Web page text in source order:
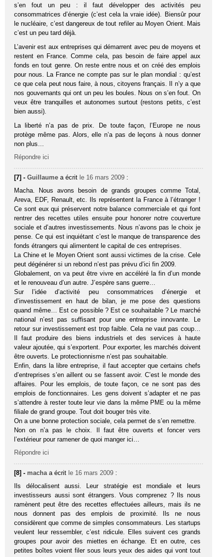
s’en fout un peu : il faut développer des activités peu
consommatrices d’énergie (c’est cela la vraie idée). Biensûr pour
le nucléaire, c’est dangereux de tout refiler au Moyen Orient. Mais
c’est un peu tard déjà.
L’avenir est aux entreprises qui démarrent avec peu de moyens et
restent en France. Comme cela, pas besoin de faire appel aux
fonds en tout genre. On reste entre nous et on créé des emplois
pour nous. La France ne compte pas sur le plan mondial : qu’est
ce que cela peut nous faire, à nous, citoyens français. Il n’y a que
nos gouvernants qui ont un peu les boules. Nous on s’en fout. On
veux être tranquilles et autonomes surtout (restons petits, c’est
bien aussi).
La liberté n’a pas de prix. De toute façon, l’Europe ne nous
protège même pas. Alors, elle n’a pas de leçons à nous donner
non plus…
Répondre ici
[7] -Guillaume a écrit le 16 mars 2009 :
Macha. Nous avons besoin de grands groupes comme Total,
Areva, EDF, Renault, etc. Ils représentent la France à l’étranger !
Ce sont eux qui préservent notre balance commerciale et qui font
rentrer des recettes utiles ensuite pour honorer notre couverture
sociale et d’autres investissements. Nous n’avons pas le choix je
pense. Ce qui est inquiétant c’est le manque de transparence des
fonds étrangers qui alimentent le capital de ces entreprises.
La Chine et le Moyen Orient sont aussi victimes de la crise. Cele
peut dégénérer si un rebond n’est pas prévu d’ici fin 2009.
Globalement, on va peut être vivre en accéléré la fin d’un monde
et le renouveau d’un autre. J’espère sans guerre…
Sur l’idée d’activité peu consommatrices d’énergie et
d’investissement en haut de bilan, je me pose des questions
quand même… Est ce possible ? Est ce souhaitable ? Le marché
national n’est pas suffisant pour une entreprise innovante. Le
retour sur investissement est trop faible. Cela ne vaut pas coup…
Il faut produire des biens industriels et des services à haute
valeur ajoutée, qui s’exportent. Pour exporter, les marchés doivent
être ouverts. Le protectionnisme n’est pas souhaitable.
Enfin, dans la libre entreprise, il faut accepter que certains chefs
d’entreprises s’en aillent ou se fassent avoir. C’est le monde des
affaires. Pour les emplois, de toute façon, ce ne sont pas des
emplois de fonctionnaires. Les gens doivent s’adapter et ne pas
s’attendre à rester toute leur vie dans la même PME ou la même
filiale de grand groupe. Tout doit bouger très vite.
On a une bonne protection sociale, cela permet de s’en remettre.
Non on n’a pas le choix. Il faut être ouverts et foncer vers
l’extérieur pour ramener de quoi manger ici…
Répondre ici
[8] - macha a écrit le 16 mars 2009 :
Ils délocalisent aussi. Leur stratégie est mondiale et leurs
investisseurs aussi sont étrangers. Vous comprenez ? Ils nous
ramènent peut être des recettes effectuées ailleurs, mais ils ne
nous donnent pas des emplois de proximité. Ils ne nous
considèrent que comme de simples consommateurs. Les startups
veulent leur ressembler, c’est ridicule. Elles suivent ces grands
groupes pour avoir des miettes en échange. Et en outre, ces
petites boîtes voient filer sous leurs yeux des aides qui vont tout